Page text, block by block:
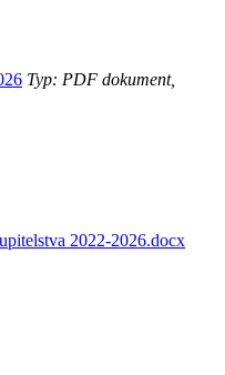
Typ: PDF dokument,
2022-2026.docx